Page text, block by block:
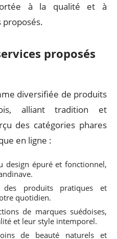
à la qualité et à
proposés.
proposés
diversifiée de produits
alliant tradition et
des catégories phares
en ligne :
design épuré et fonctionnel,
produits pratiques et
quotidien.
de marques suédoises,
et leur style intemporel.
de beauté naturels et